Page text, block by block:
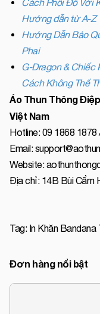
Cách Phối Đồ Với
Hướng dẫn từ A-Z
Hướng Dẫn Bảo
Phai
G-Dragon & Chiếc
Cách Không Thể
Áo Thun Thông
Việt Nam
Hotline: 09 1868
Email:
Website:
Địa chỉ: 14B Bùi Cẩm
Tag: In Khăn Bandana
Đơn hàng nổi bật